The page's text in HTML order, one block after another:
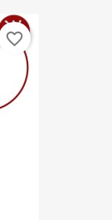
favorite_border